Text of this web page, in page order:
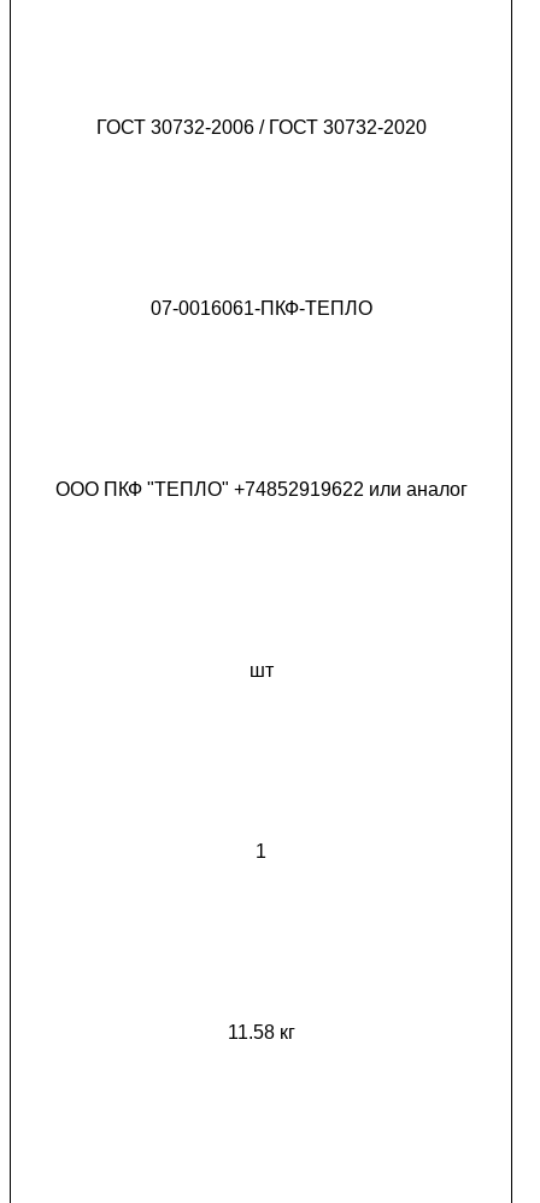
ГОСТ 30732-2006 / ГОСТ 30732-2020
07-0016061-ПКФ-ТЕПЛО
ООО ПКФ "ТЕПЛО" +74852919622 или аналог
шт
1
11.58 кг